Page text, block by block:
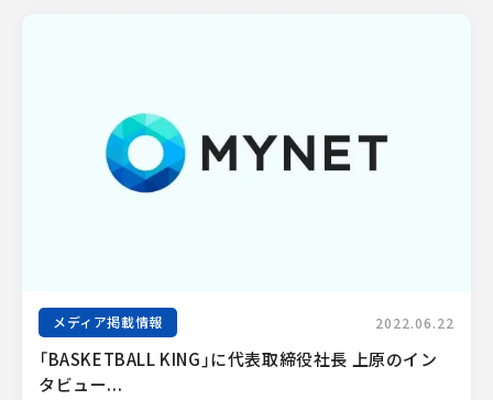
メディア掲載情報 2022.06.22
「BASKETBALL KING」に代表取締役社長 上原のイン
タビュー...